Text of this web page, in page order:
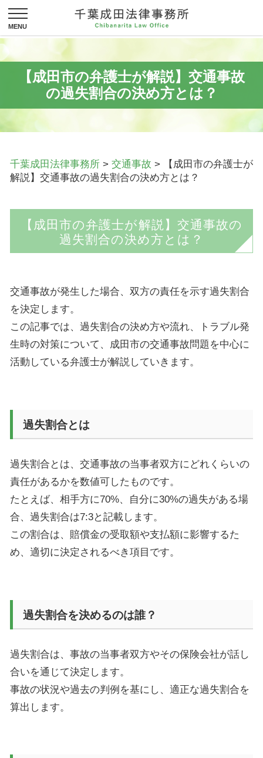
【成田市の弁護士が解説】交通事故
の過失割合の決め方とは？
千葉成田法律事務所 > 交通事故 >
【成田市の弁護士が
解説】交通事故の過失割合の決め方とは？
【成田市の弁護士が解説】交通事故の
過失割合の決め方とは？
交通事故が発生した場合、双方の責任を示す過失割合
を決定します。
この記事では、過失割合の決め方や流れ、トラブル発
生時の対策について、成田市の交通事故問題を中心に
活動している弁護士が解説していきます。
過失割合とは
過失割合とは、交通事故の当事者双方にどれくらいの
責任があるかを数値可したものです。
たとえば、相手方に70%、自分に30%の過失がある場
合、過失割合は7:3と記載します。
この割合は、賠償金の受取額や支払額に影響するた
め、適切に決定されるべき項目です。
過失割合を決めるのは誰？
過失割合は、事故の当事者双方やその保険会社が話し
合いを通じて決定します。
事故の状況や過去の判例を基にし、適正な過失割合を
算出します。